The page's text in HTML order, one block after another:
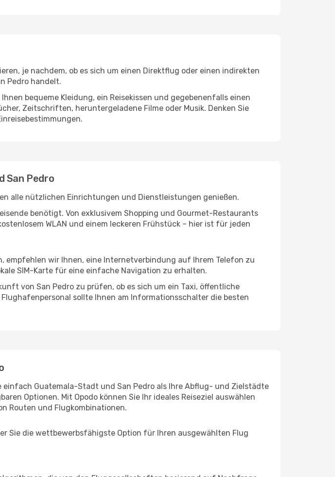
je nachdem, ob es sich um einen Direktflug oder einen indirekten
Pedro handelt.
bequeme Kleidung, ein Reisekissen und gegebenenfalls einen
Zeitschriften, heruntergeladene Filme oder Musik. Denken Sie
San Pedro
alle nützlichen Einrichtungen und Dienstleistungen genießen.
benötigt. Von exklusivem Shopping und Gourmet-Restaurants
WLAN und einem leckeren Frühstück – hier ist für jeden
empfehlen wir Ihnen, eine Internetverbindung auf Ihrem Telefon zu
SIM-Karte für eine einfache Navigation zu erhalten.
von San Pedro zu prüfen, ob es sich um ein Taxi, öffentliche
sollte Ihnen am Informationsschalter die besten
Guatemala-Stadt und San Pedro als Ihre Abflug- und Zielstädte
Optionen. Mit Opodo können Sie Ihr ideales Reiseziel auswählen
Routen und Flugkombinationen.
Sie die wettbewerbsfähigste Option für Ihren ausgewählten Flug